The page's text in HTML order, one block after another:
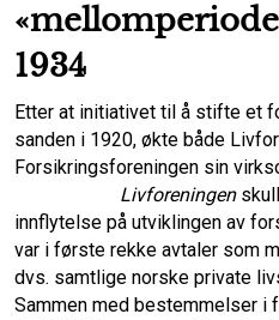
1934
Etter at initiativet til å stifte et
sanden i 1920, økte både
Forsikringsforeningen sin
Livforeningen
innflytelse på utviklingen av
var i første rekke avtaler som
dvs. samtlige norske private
Sammen med bestemmelser